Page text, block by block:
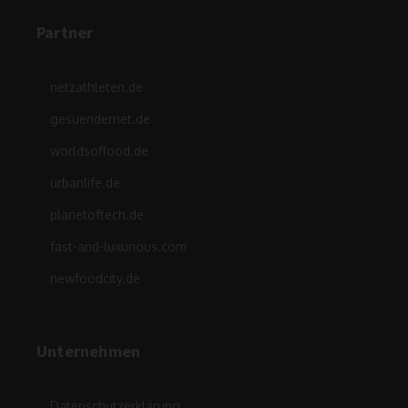
Partner
netzathleten.de
gesuendernet.de
worldsoffood.de
urbanlife.de
planetoftech.de
fast-and-luxurious.com
newfoodcity.de
Unternehmen